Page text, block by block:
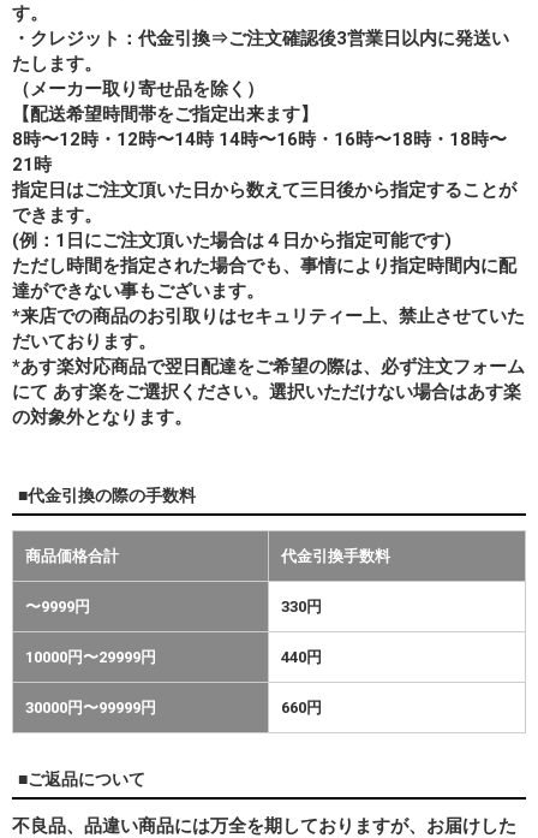
す。
・クレジット：代金引換⇒ご注文確認後3営業日以内に発送い
たします。
（メーカー取り寄せ品を除く）
【配送希望時間帯をご指定出来ます】
8時〜12時・12時〜14時 14時〜16時・16時〜18時・18時〜
21時
指定日はご注文頂いた日から数えて三日後から指定することが
できます。
(例：1日にご注文頂いた場合は４日から指定可能です)
ただし時間を指定された場合でも、事情により指定時間内に配
達ができない事もございます。
*来店での商品のお引取りはセキュリティー上、禁止させていた
だいております。
*あす楽対応商品で翌日配達をご希望の際は、必ず注文フォーム
にて あす楽をご選択ください。選択いただけない場合はあす楽
の対象外となります。
■代金引換の際の手数料
商品価格合計 代金引換手数料
〜9999円 330円
10000円〜29999円 440円
30000円〜99999円 660円
■ご返品について
不良品、品違い商品には万全を期しておりますが、お届けした